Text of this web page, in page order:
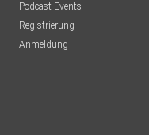
Podcast-Events
Registrierung
Anmeldung